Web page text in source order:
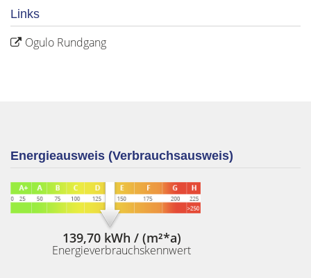
Links
Ogulo Rundgang
Energieausweis (Verbrauchsausweis)
139,70 kWh / (m²*a)
Energieverbrauchskennwert